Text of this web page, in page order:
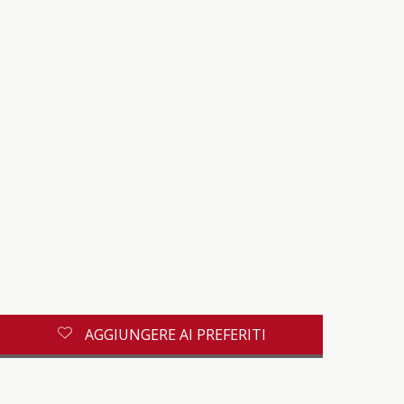
AGGIUNGERE AI PREFERITI